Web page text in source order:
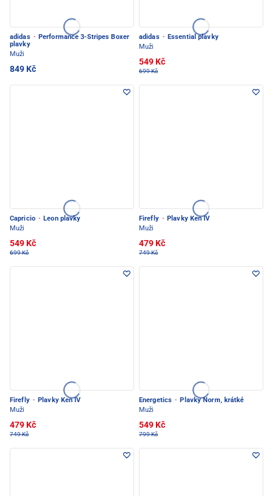
adidas · Performance 3-Stripes Boxer
plavky
Muži
849 Kč
adidas · Essential plavky
Muži
549 Kč
699 Kč
Capricio · Leon plavky
Muži
549 Kč
699 Kč
Firefly · Plavky Ken IV
Muži
479 Kč
749 Kč
Firefly · Plavky Ken IV
Muži
479 Kč
749 Kč
Energetics · Plavky Norm, krátké
Muži
549 Kč
799 Kč